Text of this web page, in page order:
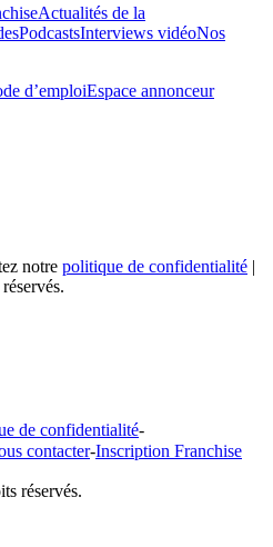
Actualités de la
PodcastsInterviews vidéoNos
d’emploiEspace annonceur
notre politique de confidentialité |
de confidentialité-
contacter-Inscription Franchise
réservés.